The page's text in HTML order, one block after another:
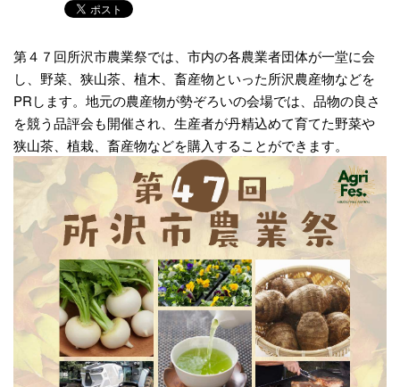
第４７回所沢市農業祭では、市内の各農業者団体が一堂に会
し、野菜、狭山茶、植木、畜産物といった所沢農産物などを
PRします。地元の農産物が勢ぞろいの会場では、品物の良さ
を競う品評会も開催され、生産者が丹精込めて育てた野菜や
狭山茶、植栽、畜産物などを購入することができます。